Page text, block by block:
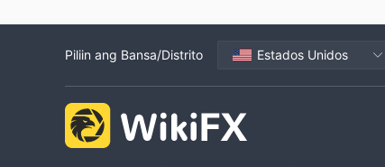
Piliin ang Bansa/Distrito Estados Unidos